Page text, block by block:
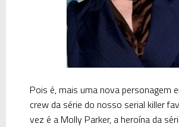
Pois é, mais uma nova personagem
crewda série do nosso serial killer
vez é a Molly Parker, a heroína da